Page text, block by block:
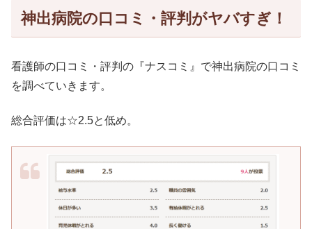
神出病院の口コミ・評判がヤバすぎ！
看護師の口コミ・評判の『ナスコミ』で神出病院の口コミ
を調べていきます。
総合評価は☆2.5と低め。